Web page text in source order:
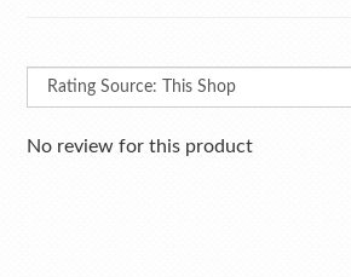
No review for this product